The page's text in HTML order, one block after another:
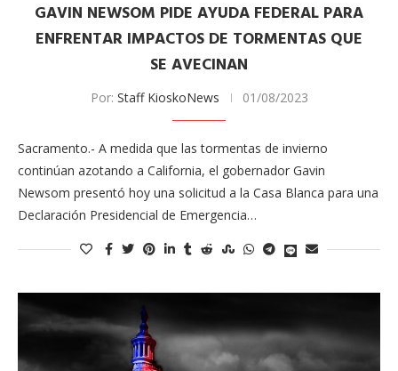
GAVIN NEWSOM PIDE AYUDA FEDERAL PARA
ENFRENTAR IMPACTOS DE TORMENTAS QUE
SE AVECINAN
Por: Staff KioskoNews 01/08/2023
Sacramento.- A medida que las tormentas de invierno
continúan azotando a California, el gobernador Gavin
Newsom presentó hoy una solicitud a la Casa Blanca para una
Declaración Presidencial de Emergencia…